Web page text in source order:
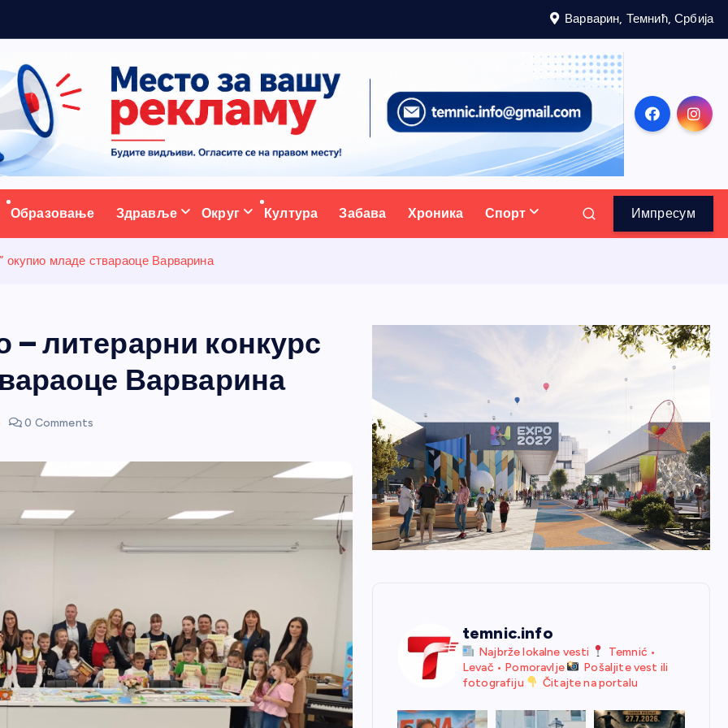
Варварин, Темнић, Србија
портал
Образовање Здравље Округ Култура Забава Хроника Спорт Импресум
окупио младе ствараоце Варварина
литерарни конкурс
Варварина
0 Comments
temnic.info
Najbrže lokalne vesti
Temnić •
Levač • Pomoravlje
Pošaljite vest ili
fotografiju
Čitajte na portalu